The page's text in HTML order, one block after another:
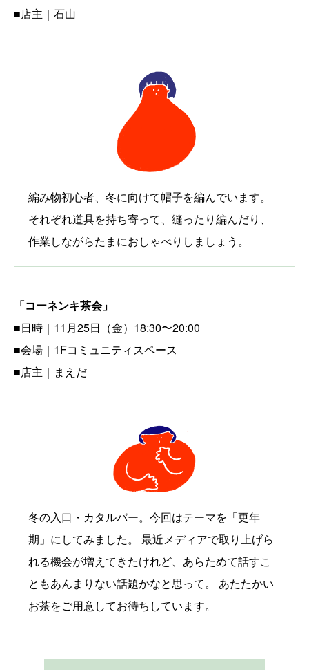
■店主｜石山
編み物初心者、冬に向けて帽子を編んでいます。
それぞれ道具を持ち寄って、縫ったり編んだり、
作業しながらたまにおしゃべりしましょう。
「コーネンキ茶会」
■日時｜11月25日（金）18:30〜20:00
■会場｜1Fコミュニティスペース
■店主｜まえだ
冬の入口・カタルバー。今回はテーマを「更年
期」にしてみました。 最近メディアで取り上げら
れる機会が増えてきたけれど、あらためて話すこ
ともあんまりない話題かなと思って。 あたたかい
お茶をご用意してお待ちしています。